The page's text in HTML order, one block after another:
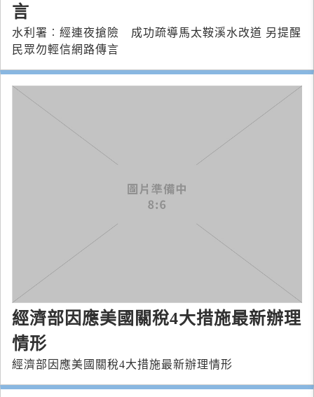
言
水利署︰經連夜搶險 成功疏導馬太鞍溪水改道 另提醒
民眾勿輕信網路傳言
經濟部因應美國關稅4大措施最新辦理
情形
經濟部因應美國關稅4大措施最新辦理情形